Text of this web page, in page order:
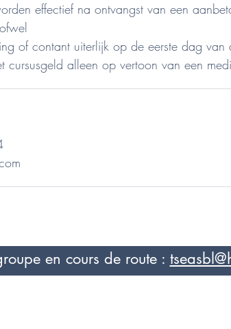
effectief na ontvangst van een
of contant uiterlijk op de eerste dag van
en cours de route :